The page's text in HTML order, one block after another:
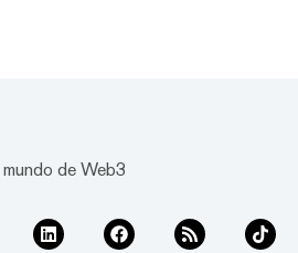
de Web3